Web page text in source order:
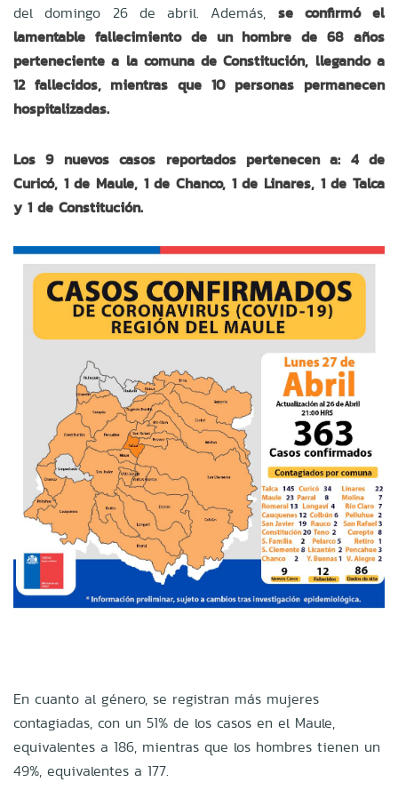
del domingo 26 de abril. Además, se confirmó el
lamentable fallecimiento de un hombre de 68 años
perteneciente a la comuna de Constitución, llegando a
12 fallecidos, mientras que 10 personas permanecen
hospitalizadas.
Los 9 nuevos casos reportados pertenecen a: 4 de
Curicó, 1 de Maule, 1 de Chanco, 1 de Linares, 1 de Talca
y 1 de Constitución.
En cuanto al género, se registran más mujeres
contagiadas, con un 51% de los casos en el Maule,
equivalentes a 186, mientras que los hombres tienen un
49%, equivalentes a 177.